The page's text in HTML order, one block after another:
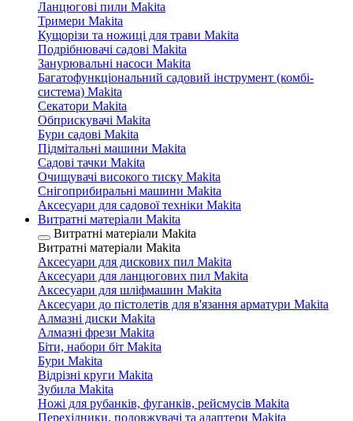
Ланцюгові пили Makita
Тримери Makita
Кущорізи та ножиці для трави Makita
Подрібнювачі садові Makita
Занурювальні насоси Makita
Багатофункціональний садовий інструмент (комбі-
система) Makita
Секатори Makita
Обприскувачі Makita
Бури садові Makita
Підмітальні машини Makita
Садові тачки Makita
Очищувачі високого тиску Makita
Снігоприбиральні машини Makita
Аксесуари для садової техніки Makita
Витратні матеріали Makita
Витратні матеріали Makita
Витратні матеріали Makita
Аксесуари для дискових пил Makita
Аксесуари для ланцюгових пил Makita
Аксесуари для шліфмашин Makita
Аксесуари до пістолетів для в'язання арматури Makita
Алмазні диски Makita
Алмазні фрези Makita
Біти, набори біт Makita
Бури Makita
Відрізні круги Makita
Зубила Makita
Ножі для рубанків, фуганків, рейсмусів Makita
Перехідники, подовжувачі та адаптери Makita